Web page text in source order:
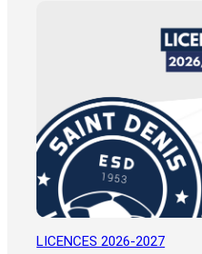
LICENCES 2026-2027